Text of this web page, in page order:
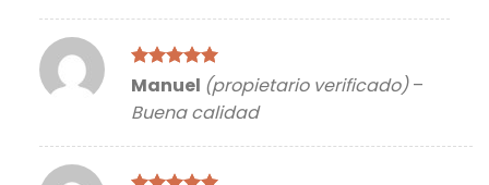
Valorado
de 5
Manuel (propietario verificado) –
Buena calidad